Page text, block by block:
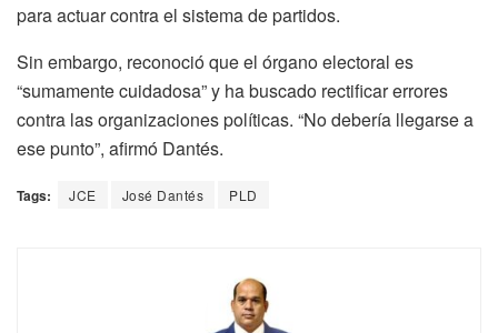
para actuar contra el sistema de partidos.
Sin embargo, reconoció que el órgano electoral es
“sumamente cuidadosa” y ha buscado rectificar errores
contra las organizaciones políticas. “No debería llegarse a
ese punto”, afirmó Dantés.
Tags: JCE José Dantés PLD